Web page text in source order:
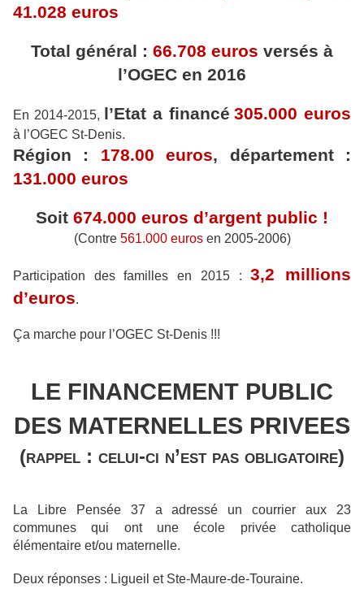
41.028 euros
Total général : 66.708 euros versés à
l’OGEC en 2016
En 2014-2015, l’Etat a financé 305.000 euros
à l’OGEC St-Denis.
Région : 178.00 euros, département :
131.000 euros
Soit 674.000 euros d’argent public !
(Contre 561.000 eurosen 2005-2006)
Participation des familles en 2015 :3,2 millions
d’euros.
Ça marche pour l’OGEC St-Denis !!!
LE FINANCEMENT PUBLIC
DES MATERNELLES PRIVEES
(rappel : celui-ci n’est pas obligatoire)
La Libre Pensée 37 a adressé un courrier aux 23
communes qui ont une école privée catholique
élémentaire et/ou maternelle.
Deux réponses : Ligueil et Ste-Maure-de-Touraine.